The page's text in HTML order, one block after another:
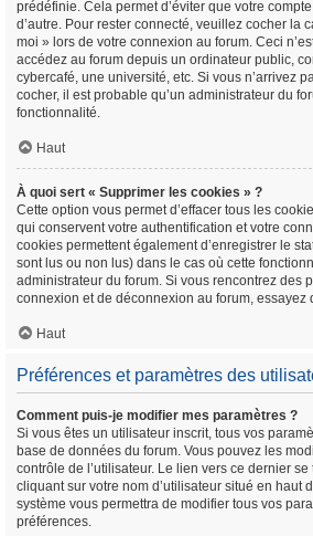
prédéfinie. Cela permet d’éviter que votre
d’autre. Pour rester connecté, veuillez cocher la
moi » lors de votre connexion au forum. Ceci
accédez au forum depuis un ordinateur public,
cybercafé, une université, etc. Si vous n’arrivez
cocher, il est probable qu’un administrateur du
fonctionnalité.
Haut
À quoi sert « Supprimer les cookies » ?
Cette option vous permet d’effacer tous les
qui conservent votre authentification et votre
cookies permettent également d’enregistrer le
sont lus ou non lus) dans le cas où cette
administrateur du forum. Si vous rencontrez des
connexion et de déconnexion au forum, essayez
Haut
Préférences et paramètres des
Comment puis-je modifier mes paramètres ?
Si vous êtes un utilisateur inscrit, tous vos
base de données du forum. Vous pouvez les
contrôle de l’utilisateur. Le lien vers ce dernier
cliquant sur votre nom d’utilisateur situé en haut
système vous permettra de modifier tous vos
préférences.